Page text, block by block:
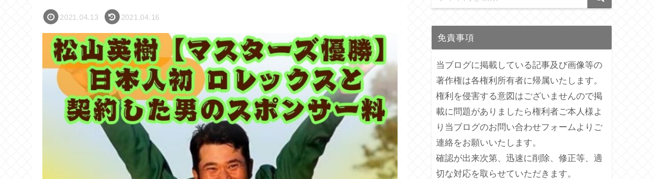
2021.04.13 2021.04.16
免責事項
当ブログに掲載している記事及び画像等の
著作権は各権利所有者に帰属いたします。
権利を侵害する意図はございませんので掲
載に問題がありましたら権利者ご本人様よ
り当ブログのお問い合わせフォームよりご
連絡をお願いいたします。
確認が出来次第、迅速に削除、修正等、適
切な対応を取らせていただきます。